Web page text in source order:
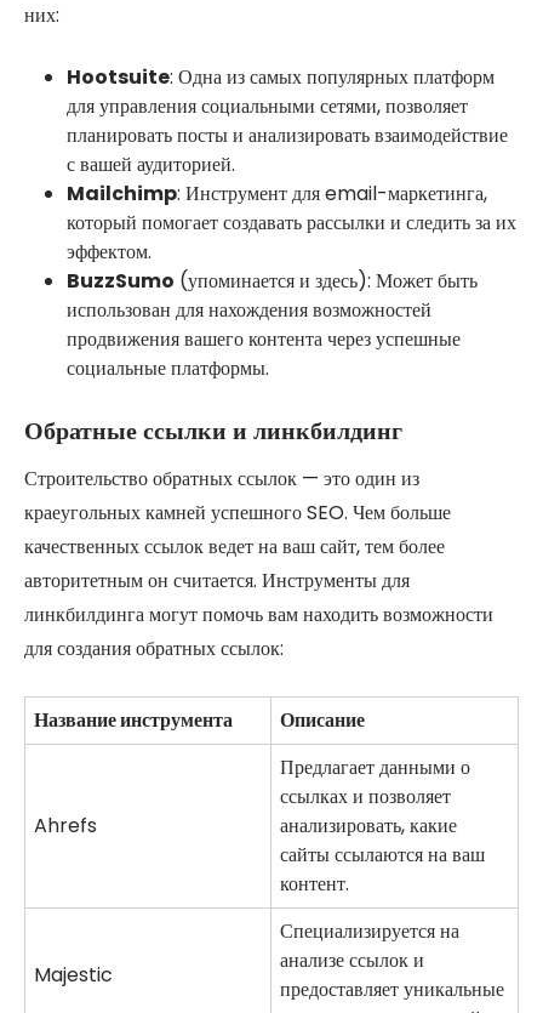
них:
Hootsuite: Одна из самых популярных платформ
для управления социальными сетями, позволяет
планировать посты и анализировать взаимодействие
с вашей аудиторией.
Mailchimp: Инструмент для email-маркетинга,
который помогает создавать рассылки и следить за их
эффектом.
BuzzSumo (упоминается и здесь): Может быть
использован для нахождения возможностей
продвижения вашего контента через успешные
социальные платформы.
Обратные ссылки и линкбилдинг
Строительство обратных ссылок — это один из
краеугольных камней успешного SEO. Чем больше
качественных ссылок ведет на ваш сайт, тем более
авторитетным он считается. Инструменты для
линкбилдинга могут помочь вам находить возможности
для создания обратных ссылок:
Название инструмента Описание
Ahrefs
Предлагает данными о
ссылках и позволяет
анализировать, какие
сайты ссылаются на ваш
контент.
Majestic
Специализируется на
анализе ссылок и
предоставляет уникальные